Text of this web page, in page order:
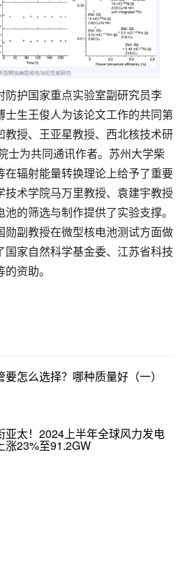
防护国家重点实验室副研究员李
士生王俊人为该论文工作的共同第
教授、王亚星教授、西北核技术研
士为共同通讯作者。苏州大学柴
在辐射能量转换理论上给予了重要
技术学院马万里教授、袁建宇教授
的筛选与制作提供了实验支撑。
勋副教授在微型核电池测试方面做
国家自然科学基金委、江苏省科技
资助。
要怎么选择？哪种质量好（一）
亚太！2024上半年全球风力发电
涨23%至91.2GW